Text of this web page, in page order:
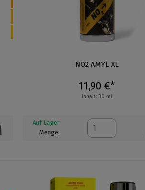
NO2 AMYL XL
11,90 €*
Inhalt: 30 ml
Auf Lager
Menge: